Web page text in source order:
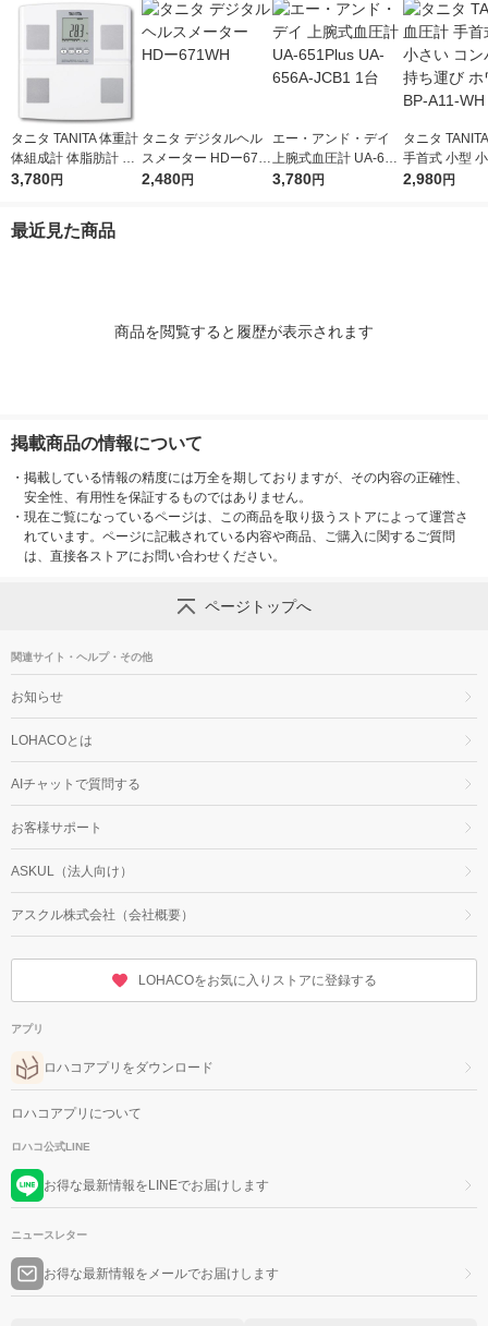
タニタ TANITA 体重計
体組成計 体脂肪計 日
本製 自動認識 乗るだ
3,780円
タニタ デジタルヘル
スメーター HDー671
WH
2,480円
エー・アンド・デイ
上腕式血圧計 UA-651
Plus UA-656A-JCB1
3,780円
タニタ
手首式 小型
ンパクト 持ち
2,980円
最近見た商品
商品を閲覧すると履歴が表示されます
掲載商品の情報について
・ 掲載している情報の精度には万全を期しておりますが、その内容の正確性、
安全性、有用性を保証するものではありません。
・ 現在ご覧になっているページは、この商品を取り扱うストアによって運営さ
れています。ページに記載されている内容や商品、ご購入に関するご質問
は、直接各ストアにお問い合わせください。
ページトップへ
関連サイト・ヘルプ・その他
お知らせ
LOHACOとは
AIチャットで質問する
お客様サポート
ASKUL（法人向け）
アスクル株式会社（会社概要）
LOHACOをお気に入りストアに登録する
アプリ
ロハコアプリをダウンロード
ロハコアプリについて
ロハコ公式LINE
お得な最新情報をLINEでお届けします
ニュースレター
お得な最新情報をメールでお届けします